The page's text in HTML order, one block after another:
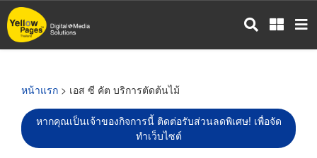
ข้าม
ไป
หน้าแรก > เอส ซี คัต บริการตัดต้นไม้
หากคุณเป็นเจ้าของกิจการนี้ ติดต่อรับส่วนลดพิเศษ! เพื่อจัด
ทำเว็บไซต์